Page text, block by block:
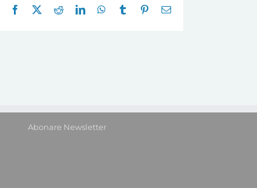
Facebook RedditLinkedInWhatsApp
Tumblr Pinterest
E-
Abonare Newsletter